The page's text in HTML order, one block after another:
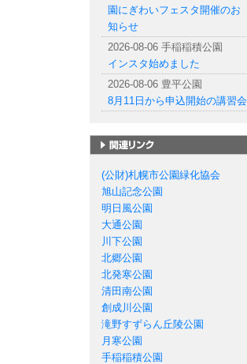
園にぎわいフェスタ開催のお
知らせ
2026-08-06 手稲稲積公園
インスタ始めました
2026-08-06 豊平公園
8月11日から申込開始の講習会
(公財)札幌市公園緑化協会
旭山記念公園
明日風公園
大通公園
川下公園
北郷公園
北発寒公園
清田南公園
創成川公園
滝野すずらん丘陵公園
月寒公園
手稲稲積公園